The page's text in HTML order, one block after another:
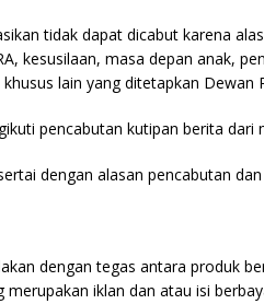
tidak dapat dicabut karena
kesusilaan, masa depan anak,
lain yang ditetapkan Dewan
pencabutan kutipan berita dari
dengan alasan pencabutan
dengan tegas antara produk
merupakan iklan dan atau isi